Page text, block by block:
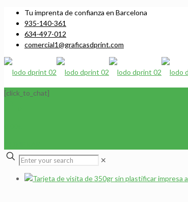
Tu imprenta de confianza en Barcelona
935-140-361
634-497-012
comercial1@graficasdprint.com
[click_to_chat]
✕